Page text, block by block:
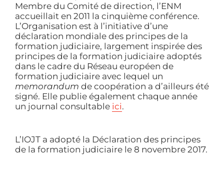
Membre du Comité de direction, l’ENM
accueillait en 2011 la cinquième conférence.
L’Organisation est à l’initiative d’une
déclaration mondiale des principes de la
formation judiciaire, largement inspirée des
principes de la formation judiciaire adoptés
dans le cadre du Réseau européen de
formation judiciaire avec lequel un
memorandum de coopération a d’ailleurs été
signé. Elle publie également chaque année
un journal consultable ici.
L’IOJT a adopté la Déclaration des principes
de la formation judiciaire le 8 novembre 2017.